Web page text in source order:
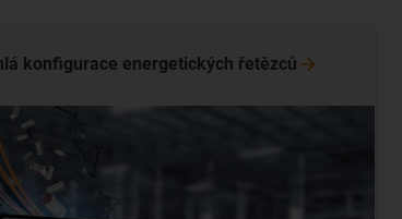
konfigurace energetických řetězců